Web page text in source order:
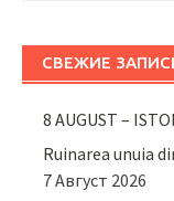
СВЕЖИЕ
8 AUGUST –
Ruinarea unuia
7 Август 2026